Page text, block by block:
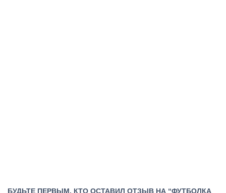
БУДЬТЕ ПЕРВЫМ, КТО ОСТАВИЛ ОТЗЫВ НА “ФУТБОЛКА